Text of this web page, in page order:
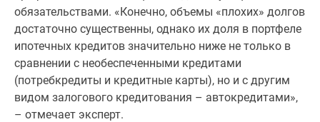
недвижимости
Мнение
эксперта
Аналитика
рынка
Покупателю
Экспертиза
обязательствами. «Конечно, объемы «плохих» долгов
достаточно существенны, однако их доля в портфеле
ипотечных кредитов значительно ниже не только в
сравнении с необеспеченными кредитами
(потребкредиты и кредитные карты), но и с другим
видом залогового кредитования – автокредитами»,
– отмечает эксперт.